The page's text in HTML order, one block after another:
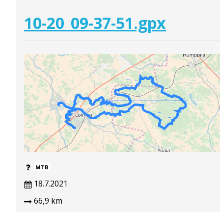
10-20_09-37-51.gpx
MTB
18.7.2021
66,9 km